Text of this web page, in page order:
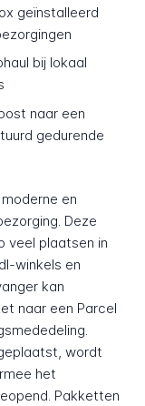
geïnstalleerd
bij lokaal
naar een
gedurende
en
Deze
veel plaatsen in
winkels en
kan
naar een Parcel
wordt
het
Pakketten